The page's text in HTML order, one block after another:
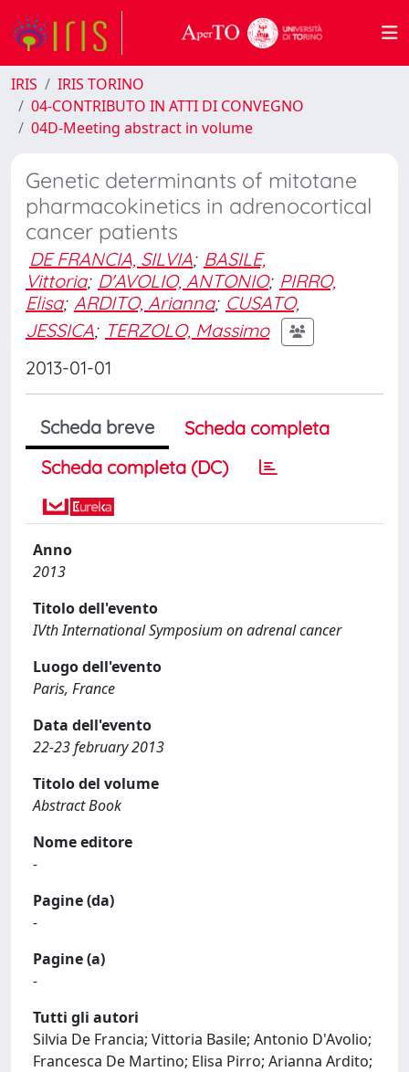
IRIS
IRIS TORINO
04-CONTRIBUTO IN ATTI DI CONVEGNO
04D-Meeting abstract in volume
Genetic determinants of mitotane
pharmacokinetics in adrenocortical
cancer patients
DE FRANCIA, SILVIA; BASILE,
Vittoria; D'AVOLIO, ANTONIO; PIRRO,
Elisa; ARDITO, Arianna; CUSATO,
JESSICA; TERZOLO, Massimo
2013-01-01
Scheda breve
Scheda completa
Scheda completa (DC)
Anno
2013
Titolo dell'evento
IVth International Symposium on adrenal cancer
Luogo dell'evento
Paris, France
Data dell'evento
22-23 february 2013
Titolo del volume
Abstract Book
Nome editore
-
Pagine (da)
-
Pagine (a)
-
Tutti gli autori
Silvia De Francia; Vittoria Basile; Antonio D'Avolio;
Francesca De Martino; Elisa Pirro; Arianna Ardito;